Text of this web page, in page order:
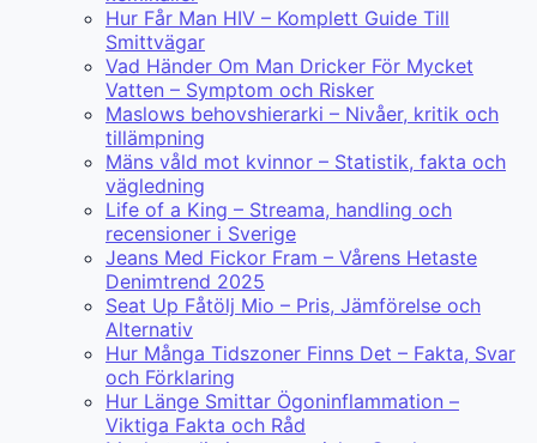
Hur Får Man HIV – Komplett Guide Till
Smittvägar
Vad Händer Om Man Dricker För Mycket
Vatten – Symptom och Risker
Maslows behovshierarki – Nivåer, kritik och
tillämpning
Mäns våld mot kvinnor – Statistik, fakta och
vägledning
Life of a King – Streama, handling och
recensioner i Sverige
Jeans Med Fickor Fram – Vårens Hetaste
Denimtrend 2025
Seat Up Fåtölj Mio – Pris, Jämförelse och
Alternativ
Hur Många Tidszoner Finns Det – Fakta, Svar
och Förklaring
Hur Länge Smittar Ögoninflammation –
Viktiga Fakta och Råd